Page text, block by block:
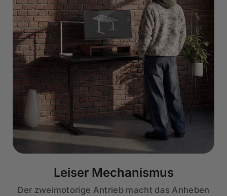
Leiser Mechanismus
Der zweimotorige Antrieb macht das Anheben